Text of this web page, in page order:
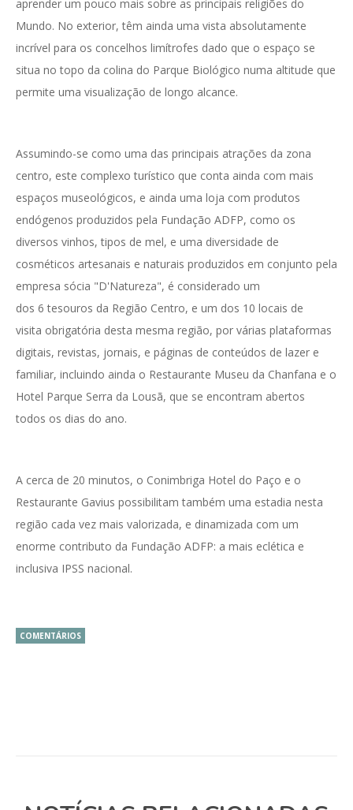
aprender um pouco mais sobre as principais religiões do
Mundo. No exterior, têm ainda uma vista absolutamente
incrível para os concelhos limítrofes dado que o espaço se
situa no topo da colina do Parque Biológico numa altitude que
permite uma visualização de longo alcance.
Assumindo-se como uma das principais atrações da zona
centro, este complexo turístico que conta ainda com mais
espaços museológicos, e ainda uma loja com produtos
endógenos produzidos pela Fundação ADFP, como os
diversos vinhos, tipos de mel, e uma diversidade de
cosméticos artesanais e naturais produzidos em conjunto pela
empresa sócia "D'Natureza", é considerado um
dos 6 tesouros da Região Centro, e um dos 10 locais de
visita obrigatória desta mesma região, por várias plataformas
digitais, revistas, jornais, e páginas de conteúdos de lazer e
familiar, incluindo ainda o Restaurante Museu da Chanfana e o
Hotel Parque Serra da Lousã, que se encontram abertos
todos os dias do ano.
A cerca de 20 minutos, o Conimbriga Hotel do Paço e o
Restaurante Gavius possibilitam também uma estadia nesta
região cada vez mais valorizada, e dinamizada com um
enorme contributo da Fundação ADFP: a mais eclética e
inclusiva IPSS nacional.
COMENTÁRIOS